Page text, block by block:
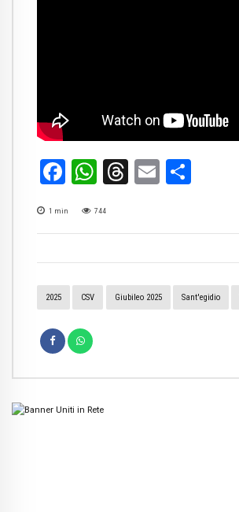
Facebook
WhatsApp
Threads
Email
1 min 744
2025 CSV Giubileo 2025 Sant'egidio